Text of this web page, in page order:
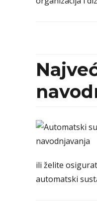
ili želite
automatski